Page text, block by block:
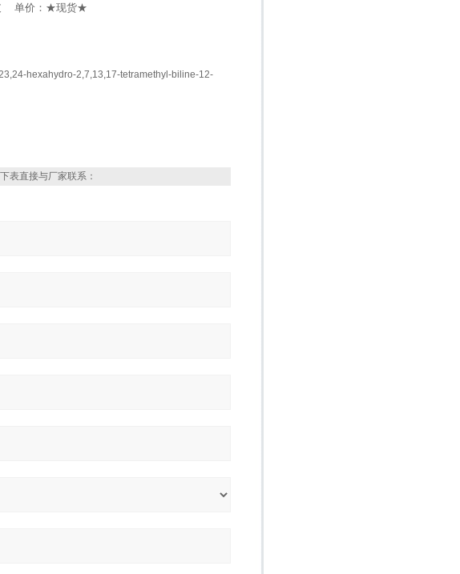
单价：★现货★
hexahydro-2,7,13,17-tetramethyl-biline-12-
表直接与厂家联系：